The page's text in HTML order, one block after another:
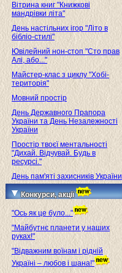
Вітрина книг "Книжкові
мандрівки літа"
День настільних ігор "Літо в
бібліо-стилі"
Ювілейний нон-стоп "Сто прав
Алі, або..."
Майстер-клас з циклу "Хобі-
територія"
Мовний простір
День Державного Прапора
України та День Незалежності
України
Простір твоєї ментальності
"Дихай. Відчувай. Будь в
ресурсі."
День пам'яті захисників України
Конкурси, акції
"Ось як це було..."
"Майбутнє планети у наших
руках!"
"Відважним воїнам і рідній
Україні – любов і шана!"